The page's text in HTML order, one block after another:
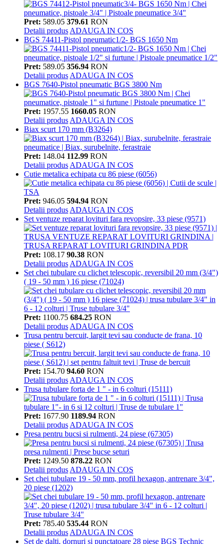
Pret: 589.05 379.61 RON
Detalii produs ADAUGA IN COS
BGS 74411-Pistol pneumatic1/2- BGS 1650 Nm
Pret: 589.05 356.94 RON
Detalii produs ADAUGA IN COS
BGS 7640-Pistol pneumatic BGS 3800 Nm
Pret: 1957.55 1660.05 RON
Detalii produs ADAUGA IN COS
Biax scurt 170 mm (B3264)
Pret: 148.04 112.99 RON
Detalii produs ADAUGA IN COS
Cutie metalica echipata cu 86 piese (6056)
Pret: 946.05 594.94 RON
Detalii produs ADAUGA IN COS
Set ventuze reparat lovituri fara revopsire, 33 piese (9571)
Pret: 108.17 90.38 RON
Detalii produs ADAUGA IN COS
Set chei tubulare cu clichet telescopic, reversibil 20 mm (3/4")
( 19 - 50 mm ) 16 piese (71024)
Pret: 1100.75 684.25 RON
Detalii produs ADAUGA IN COS
Trusa pentru bercuit, largit tevi sau conducte de frana, 10
piese ( S612)
Pret: 154.70 94.60 RON
Detalii produs ADAUGA IN COS
Trusa tubulare forta de 1 " - in 6 colturi (15111)
Pret: 1677.90 1189.94 RON
Detalii produs ADAUGA IN COS
Presa pentru bucsi si rulmenti, 24 piese (67305)
Pret: 1249.50 878.22 RON
Detalii produs ADAUGA IN COS
Set chei tubulare 19 - 50 mm, profil hexagon, antrenare 3/4",
20 piese (1202)
Pret: 785.40 535.44 RON
Detalii produs ADAUGA IN COS
Set de dalti, dornuri si punctatoare 28 piese BGS Technic